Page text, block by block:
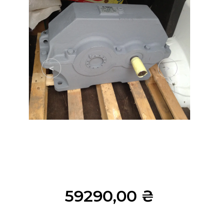
< >
59290,00 ₴